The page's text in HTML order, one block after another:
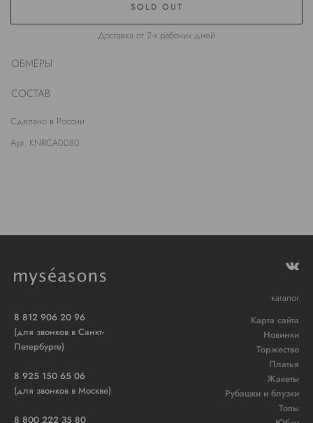
SOLD OUT
Доставка от 2-х рабочих дней
ОБМЕРЫ
СОСТАВ
Сделано в России
Арт. KNRCA0080
8 812 906 20 96
(для звонков в Санкт-
Петербурге)
8 925 150 65 06
(для звонков в Москве)
8 800 222 35 80
каталог
Карта сайта
Новинки
Торжество
Платья
Жакеты
Рубашки и блузки
Топы